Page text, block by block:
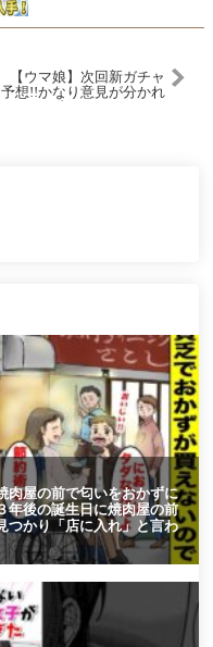
【ウマ娘】次回新ガチャ
予想!!かなり意見が分かれ